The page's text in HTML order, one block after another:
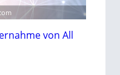
von All